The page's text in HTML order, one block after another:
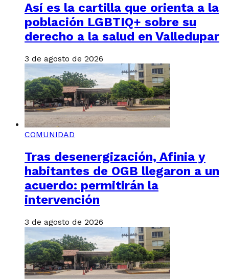
Así es la cartilla que orienta a la
población LGBTIQ+ sobre su
derecho a la salud en Valledupar
3 de agosto de 2026
COMUNIDAD
Tras desenergización, Afinia y
habitantes de OGB llegaron a un
acuerdo: permitirán la
intervención
3 de agosto de 2026